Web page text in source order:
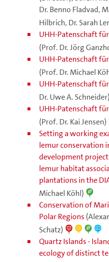
Dr. Benno Fladvad,
Hilbrich, Dr. Sarah
UHH-Patenschaft für
(Prof. Dr. Jörg
UHH-Patenschaft für
(Prof. Dr. Michael
UHH-Patenschaft
Dr. Uwe A. Schneider)
UHH-Patenschaft für
(Prof. Dr. Kai Jensen)
Setting a working
lemur conservation
development
lemur habitat
plantations in the
Michael Köhl)
Conservation of
Polar Regions
Schatz)
Quartz Islands -
ecology of distinct